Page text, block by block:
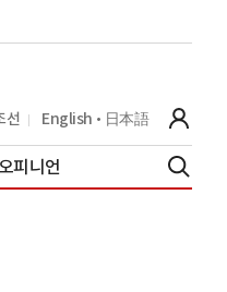
선 English 日本語
오피니언